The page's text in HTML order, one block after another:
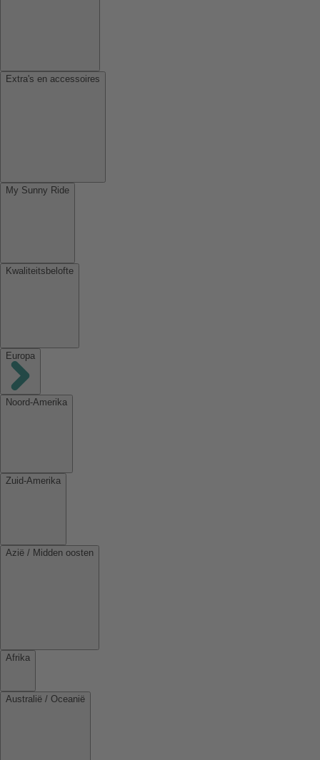
Extra's en accessoires
My Sunny Ride
Kwaliteitsbelofte
Europa
Noord-Amerika
Zuid-Amerika
Azië / Midden oosten
Afrika
Australië / Oceanië